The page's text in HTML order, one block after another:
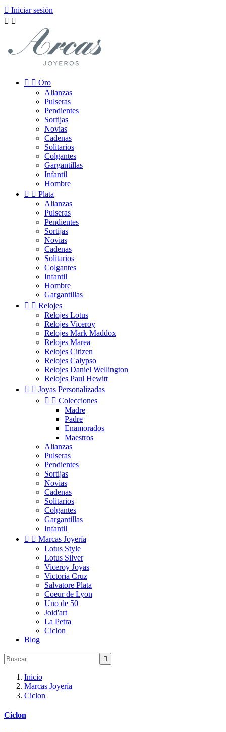
 Iniciar sesión
 
  Oro
Alianzas
Pulseras
Pendientes
Sortijas
Novias
Cadenas
Solitarios
Colgantes
Gargantillas
Infantil
Hombre
  Plata
Alianzas
Pulseras
Pendientes
Sortijas
Novias
Cadenas
Solitarios
Colgantes
Infantil
Hombre
Gargantillas
  Relojes
Relojes Lotus
Relojes Viceroy
Relojes Mark Maddox
Relojes Marea
Relojes Citizen
Relojes Calypso
Relojes Daniel Wellington
Relojes Paul Hewitt
  Joyas Personalizadas
  Colecciones
Madre
Padre
Enamorados
Maestros
Alianzas
Pulseras
Pendientes
Sortijas
Novias
Cadenas
Solitarios
Colgantes
Gargantillas
Infantil
  Marcas Joyería
Lotus Style
Lotus Silver
Viceroy Joyas
Victoria Cruz
Salvatore Plata
Coeur de Lyon
Uno de 50
Joid'art
La Petra
Ciclon
Blog

Inicio
Marcas Joyería
Ciclon
Ciclon